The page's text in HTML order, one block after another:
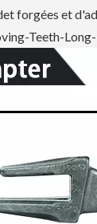
forgées et
Teeth-